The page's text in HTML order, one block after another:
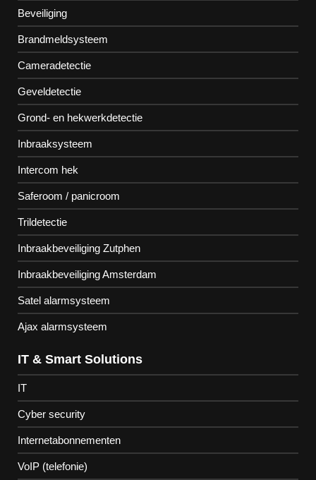
Beveiliging
Brandmeldsysteem
Cameradetectie
Geveldetectie
Grond- en hekwerkdetectie
Inbraaksysteem
Intercom hek
Saferoom / panicroom
Trildetectie
Inbraakbeveiliging Zutphen
Inbraakbeveiliging Amsterdam
Satel alarmsysteem
Ajax alarmsysteem
IT & Smart Solutions
IT
Cyber security
Internetabonnementen
VoIP (telefonie)